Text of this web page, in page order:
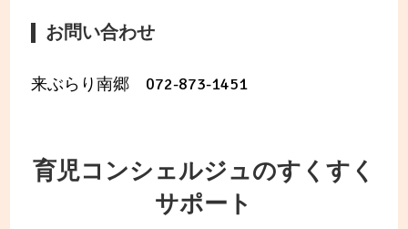
お問い合わせ
来ぶらり南郷 072-873-1451
育児コンシェルジュのすくすく
サポート